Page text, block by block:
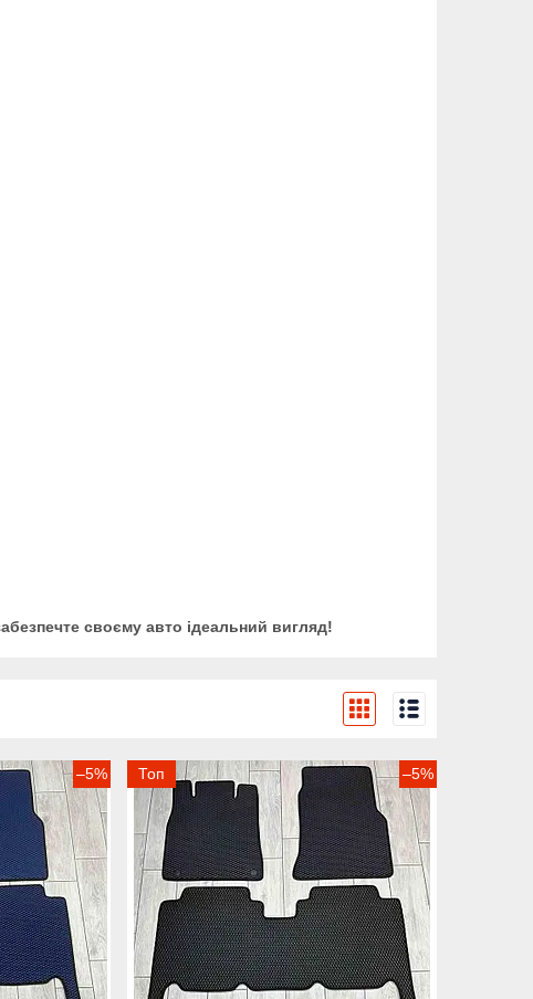
своєму авто ідеальний вигляд!
–5% Топ –5%